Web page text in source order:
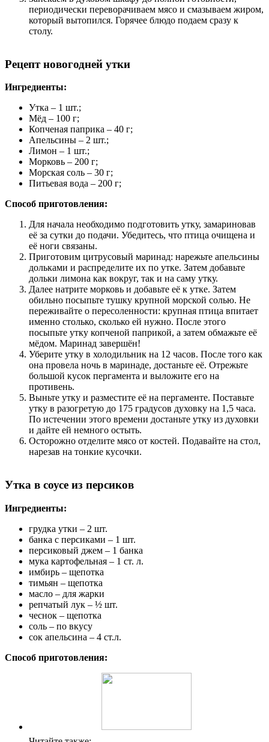
периодически переворачиваем мясо и смазываем жиром,
который вытопился. Горячее блюдо подаем сразу к
столу.
Рецепт новогодней утки
Ингредиенты:
Утка – 1 шт.;
Мёд – 100 г;
Копченая паприка – 40 г;
Апельсины – 2 шт.;
Лимон – 1 шт.;
Морковь – 200 г;
Морская соль – 30 г;
Питьевая вода – 200 г;
Способ приготовления:
Для начала необходимо подготовить утку, замариновав
её за сутки до подачи. Убедитесь, что птица очищена и
её ноги связаны.
Приготовим цитрусовый маринад: нарежьте апельсины
дольками и распределите их по утке. Затем добавьте
дольки лимона как вокруг, так и на саму утку.
Далее натрите морковь и добавьте её к утке. Затем
обильно посыпьте тушку крупной морской солью. Не
переживайте о пересоленности: крупная птица впитает
именно столько, сколько ей нужно. После этого
посыпьте утку копченой паприкой, а затем обмажьте её
мёдом. Маринад завершён!
Уберите утку в холодильник на 12 часов. После того как
она провела ночь в маринаде, достаньте её. Отрежьте
большой кусок пергамента и выложите его на
противень.
Выньте утку и разместите её на пергаменте. Поставьте
утку в разогретую до 175 градусов духовку на 1,5 часа.
По истечении этого времени достаньте утку из духовки
и дайте ей немного остыть.
Осторожно отделите мясо от костей. Подавайте на стол,
нарезав на тонкие кусочки.
Утка в соусе из персиков
Ингредиенты:
грудка утки – 2 шт.
банка с персиками – 1 шт.
персиковый джем – 1 банка
мука картофельная – 1 ст. л.
имбирь – щепотка
тимьян – щепотка
масло – для жарки
репчатый лук – ½ шт.
чеснок – щепотка
соль – по вкусу
сок апельсина – 4 ст.л.
Способ приготовления: